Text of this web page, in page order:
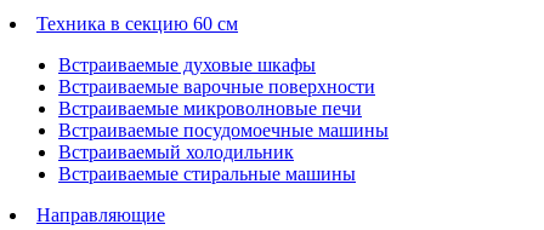
Техника в секцию 60 см
Встраиваемые духовые шкафы
Встраиваемые варочные поверхности
Встраиваемые микроволновые печи
Встраиваемые посудомоечные машины
Встраиваемый холодильник
Встраиваемые стиральные машины
Направляющие